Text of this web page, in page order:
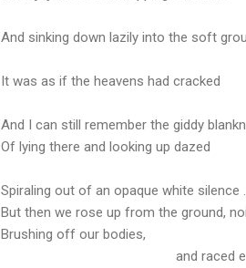
And sinking down lazily into the soft
It was as if the heavens had cracked
And I can still remember the giddy
Of lying there and looking up dazed
Spiraling out of an opaque white silence
But then we rose up from the ground,
Brushing off our bodies,
and raced